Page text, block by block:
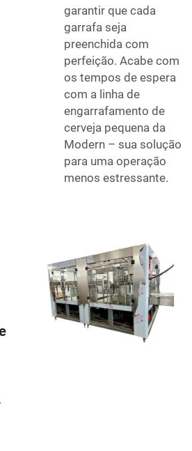
garantir que cada
garrafa seja
preenchida com
perfeição. Acabe com
os tempos de espera
com a linha de
engarrafamento de
cerveja pequena da
Modern – sua solução
para uma operação
menos estressante.